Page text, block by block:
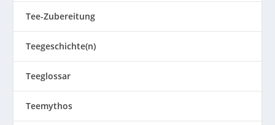
Tee-Zubereitung
Teegeschichte(n)
Teeglossar
Teemythos